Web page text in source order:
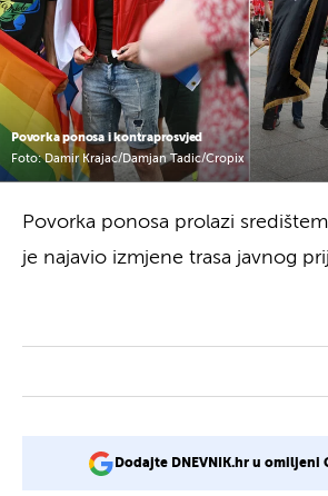
Povorka ponosa i kontraprosvjed
Foto: Damir Krajac/Damjan Tadic/Cropix
Povorka ponosa prolazi
je najavio izmjene trasa javnog
Dodajte DNEVNIK.hr u omiljeni